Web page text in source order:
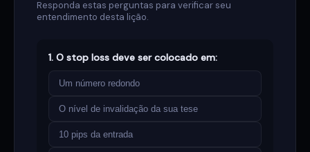
Responda estas perguntas para verificar seu
entendimento desta lição.
1. O stop loss deve ser colocado em:
Um número redondo
O nível de invalidação da sua tese
10 pips da entrada